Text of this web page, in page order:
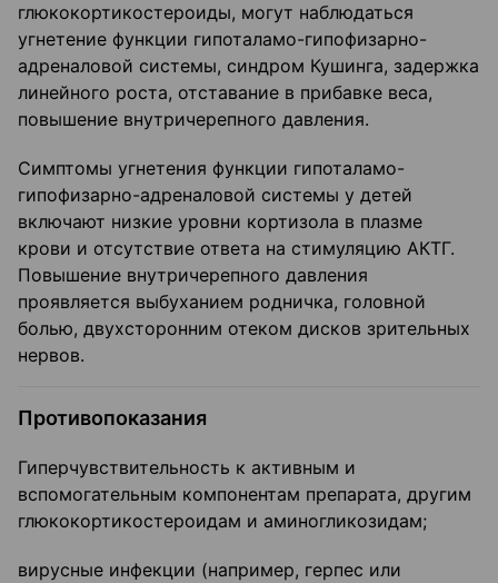
глюкокортикостероиды, могут наблюдаться
угнетение функции гипоталамо-гипофизарно-
адреналовой системы, синдром Кушинга, задержка
линейного роста, отставание в прибавке веса,
повышение внутричерепного давления.
Симптомы угнетения функции гипоталамо-
гипофизарно-адреналовой системы у детей
включают низкие уровни кортизола в плазме
крови и отсутствие ответа на стимуляцию АКТГ.
Повышение внутричерепного давления
проявляется выбуханием родничка, головной
болью, двухсторонним отеком дисков зрительных
нервов.
Противопоказания
Гиперчувствительность к активным и
вспомогательным компонентам препарата, другим
глюкокортикостероидам и аминогликозидам;
вирусные инфекции (например, герпес или